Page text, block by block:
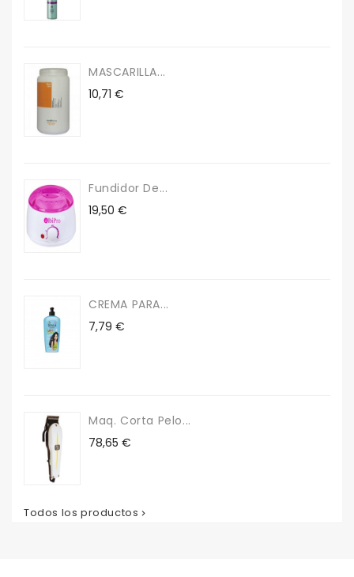
MASCARILLA...
Precio
10,71 €
Fundidor De...
Precio
19,50 €
CREMA PARA...
Precio
7,79 €
Maq. Corta Pelo...
Precio
78,65 €
Todos los productos 